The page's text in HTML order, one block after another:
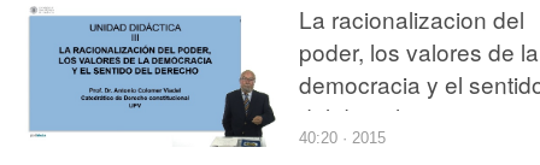
La racionalizacion del
poder, los valores de la
democracia y el
del derecho.
40:20 · 2015